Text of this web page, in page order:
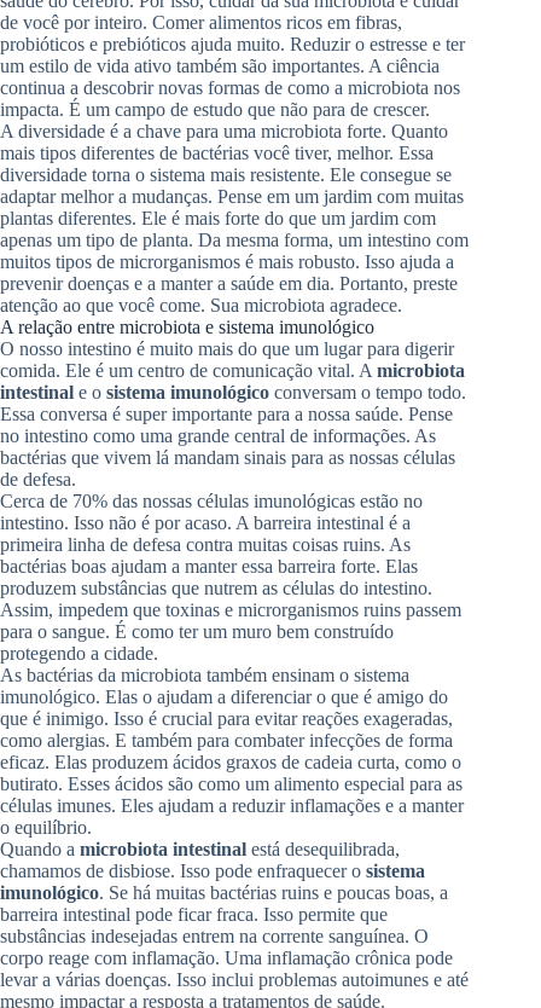
de você por inteiro. Comer alimentos ricos em fibras,
probióticos e prebióticos ajuda muito. Reduzir o estresse e ter
um estilo de vida ativo também são importantes. A ciência
continua a descobrir novas formas de como a microbiota nos
impacta. É um campo de estudo que não para de crescer.
A diversidade é a chave para uma microbiota forte. Quanto
mais tipos diferentes de bactérias você tiver, melhor. Essa
diversidade torna o sistema mais resistente. Ele consegue se
adaptar melhor a mudanças. Pense em um jardim com muitas
plantas diferentes. Ele é mais forte do que um jardim com
apenas um tipo de planta. Da mesma forma, um intestino com
muitos tipos de microrganismos é mais robusto. Isso ajuda a
prevenir doenças e a manter a saúde em dia. Portanto, preste
atenção ao que você come. Sua microbiota agradece.
A relação entre microbiota e sistema imunológico
O nosso intestino é muito mais do que um lugar para digerir
comida. Ele é um centro de comunicação vital. A microbiota
intestinal e o sistema imunológico conversam o tempo todo.
Essa conversa é super importante para a nossa saúde. Pense
no intestino como uma grande central de informações. As
bactérias que vivem lá mandam sinais para as nossas células
de defesa.
Cerca de 70% das nossas células imunológicas estão no
intestino. Isso não é por acaso. A barreira intestinal é a
primeira linha de defesa contra muitas coisas ruins. As
bactérias boas ajudam a manter essa barreira forte. Elas
produzem substâncias que nutrem as células do intestino.
Assim, impedem que toxinas e microrganismos ruins passem
para o sangue. É como ter um muro bem construído
protegendo a cidade.
As bactérias da microbiota também ensinam o sistema
imunológico. Elas o ajudam a diferenciar o que é amigo do
que é inimigo. Isso é crucial para evitar reações exageradas,
como alergias. E também para combater infecções de forma
eficaz. Elas produzem ácidos graxos de cadeia curta, como o
butirato. Esses ácidos são como um alimento especial para as
células imunes. Eles ajudam a reduzir inflamações e a manter
o equilíbrio.
Quando a microbiota intestinal está desequilibrada,
chamamos de disbiose. Isso pode enfraquecer o sistema
imunológico. Se há muitas bactérias ruins e poucas boas, a
barreira intestinal pode ficar fraca. Isso permite que
substâncias indesejadas entrem na corrente sanguínea. O
corpo reage com inflamação. Uma inflamação crônica pode
levar a várias doenças. Isso inclui problemas autoimunes e até
mesmo impactar a resposta a tratamentos de saúde.